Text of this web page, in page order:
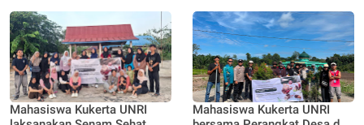
Jenis Sabu
Aromaterapi bersama Tim
Penggerak PKK Pangkalan
Nyirih
Mahasiswa Kukerta UNRI
Mahasiswa Kukerta UNRI